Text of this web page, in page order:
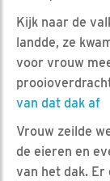
Kijk naar de
landde, ze
voor vrouw
van dat dak af
Vrouw zeilde
de eieren en
van het dak.